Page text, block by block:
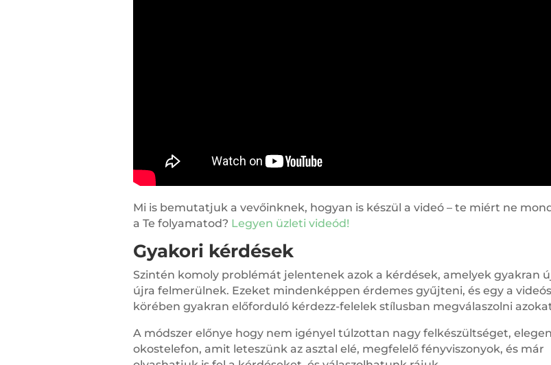
Mi is bemutatjuk a vevőinknek, hogyan is készül a videó – te miért ne
a Te folyamatod? Legyen üzleti videód!
Gyakori kérdések
Szintén komoly problémát jelentenek azok a kérdések, amelyek gyakran
újra felmerülnek. Ezeket mindenképpen érdemes gyűjteni, és egy a
körében gyakran előforduló kérdezz-felelek stílusban megválaszolni
A módszer előnye hogy nem igényel túlzottan nagy felkészültséget,
okostelefon, amit leteszünk az asztal elé, megfelelő fényviszonyok, és már